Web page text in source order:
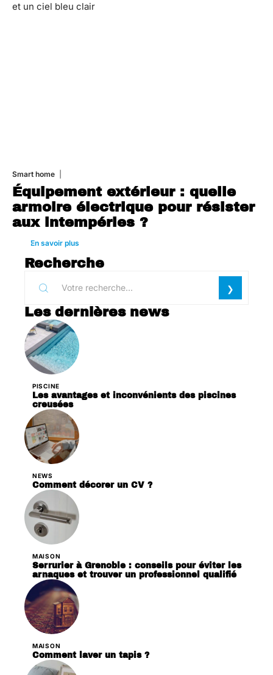
Smart home
Équipement extérieur : quelle
armoire électrique pour résister
aux intempéries ?
En savoir plus
Recherche
Les dernières news
PISCINE
Les avantages et inconvénients des piscines
creusées
NEWS
Comment décorer un CV ?
MAISON
Serrurier à Grenoble : conseils pour éviter les
arnaques et trouver un professionnel qualifié
MAISON
Comment laver un tapis ?